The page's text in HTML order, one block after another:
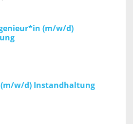
(m/w/d)
w/d) Instandhaltung